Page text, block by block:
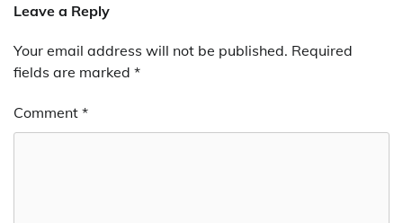
Leave a Reply
Your email address will not be published. Required
fields are marked *
Comment *